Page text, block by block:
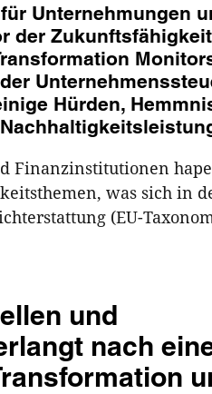
Unternehmungen
der
Hürden,
Finanzinstitutionen
was sich in
(EU-
und
nach